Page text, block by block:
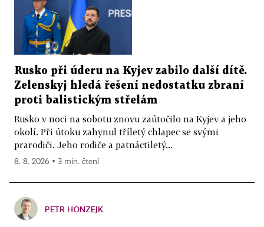
Rusko při úderu na Kyjev zabilo další dítě.
Zelenskyj hledá řešení nedostatku zbraní
proti balistickým střelám
Rusko v noci na sobotu znovu zaútočilo na Kyjev a jeho
okolí. Při útoku zahynul tříletý chlapec se svými
prarodiči. Jeho rodiče a patnáctiletý...
8. 8. 2026 ▪ 3 min. čtení
PETR HONZEJK